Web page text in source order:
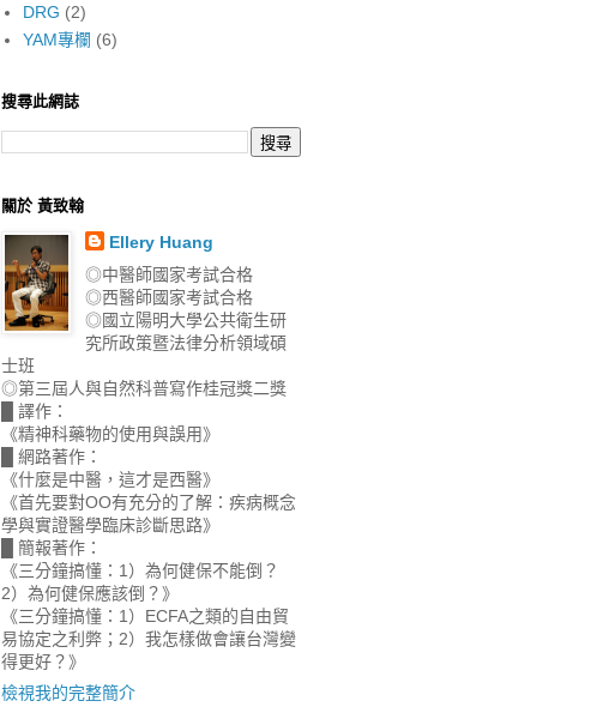
DRG (2)
YAM專欄 (6)
搜尋此網誌
關於 黃致翰
Ellery Huang
◎中醫師國家考試合格
◎西醫師國家考試合格
◎國立陽明大學公共衛生研
究所政策暨法律分析領域碩
士班
◎第三屆人與自然科普寫作桂冠獎二獎
█ 譯作：
《精神科藥物的使用與誤用》
█ 網路著作：
《什麼是中醫，這才是西醫》
《首先要對OO有充分的了解：疾病概念
學與實證醫學臨床診斷思路》
█ 簡報著作：
《三分鐘搞懂：1）為何健保不能倒？
2）為何健保應該倒？》
《三分鐘搞懂：1）ECFA之類的自由貿
易協定之利弊；2）我怎樣做會讓台灣變
得更好？》
檢視我的完整簡介